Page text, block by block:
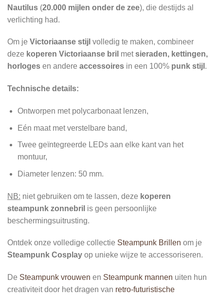
Nautilus (20.000 mijlen onder de zee), die destijds al
verlichting had.
Om je Victoriaanse stijl volledig te maken, combineer
deze koperen Victoriaanse bril metsieraden, kettingen,
horloges en andere accessoires in een 100% punk stijl .
Technische details:
Ontworpen met polycarbonaat lenzen,
Eén maat met verstelbare band,
Twee geïntegreerde LEDs aan elke kant van het
montuur,
Diameter lenzen: 50 mm.
NB: niet gebruiken om te lassen, deze koperen
steampunk zonnebril is geen persoonlijke
beschermingsuitrusting.
Ontdek onze volledige collectie Steampunk Brillen om je
Steampunk Cosplay op unieke wijze te accessoriseren.
De Steampunk vrouwen en Steampunk mannen uiten hun
creativiteit door het dragen van retro-futuristische